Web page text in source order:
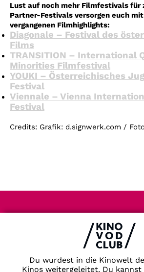
Du wurdest in die Kinowelt
Kinos weitergeleitet. Du
Lust auf noch mehr Filmfestivals für
Partner-Festivals versorgen euch
vergangenen Filmhighlights:
Diagonale – Festival des
Films
TRANSITION – International
Minorities Filmfestival
YOUKI – Österreichisches
Festival
Viennale – Vienna
Festival
Credits: Grafik: d.signwerk.com /
AGB
Kontakt
Newsletter